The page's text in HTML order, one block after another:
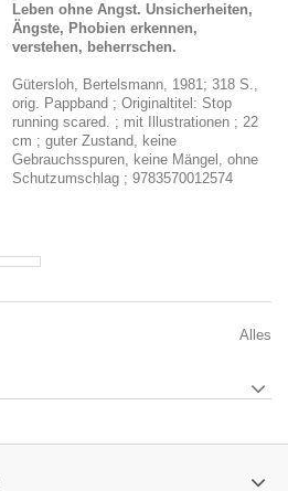
Leben ohne Angst. Unsicherheiten,
Ängste, Phobien erkennen,
verstehen, beherrschen.
Gütersloh, Bertelsmann, 1981; 318 S.,
orig. Pappband ; Originaltitel: Stop
running scared. ; mit Illustrationen ; 22
cm ; guter Zustand, keine
Gebrauchsspuren, keine Mängel, ohne
Schutzumschlag ; 9783570012574
Alles